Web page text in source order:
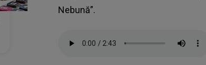
Nebună”.